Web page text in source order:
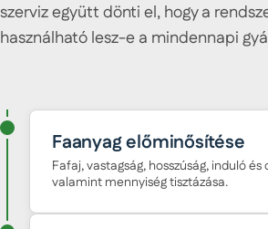
szerviz együtt dönti el, hogy a
használható lesz-e a mindennapi
Faanyag előminősítése
Fafaj, vastagság, hosszúság, induló és
valamint mennyiség tisztázása.